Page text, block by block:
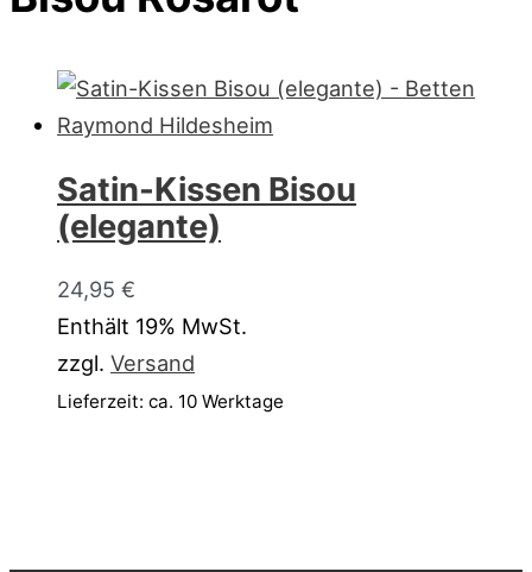
Satin-Kissen Bisou
(elegante)
24,95 €
Enthält 19% MwSt.
zzgl. Versand
Lieferzeit: ca. 10 Werktage